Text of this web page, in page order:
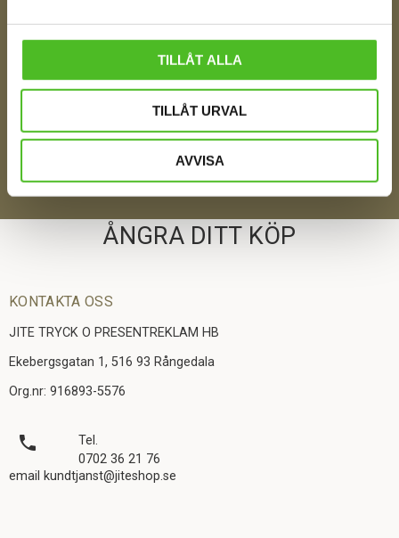
TILLÅT ALLA
TILLÅT URVAL
AVVISA
enlighet med i integritetspolicynPolicy o cookies
SKICKA
ÅNGRA DITT KÖP
KONTAKTA OSS
JITE TRYCK O PRESENTREKLAM HB
Ekebergsgatan 1, 516 93 Rångedala
Org.nr: 916893-5576
local_phone
Tel.
0702 36 21 76
email kundtjanst@jiteshop.se